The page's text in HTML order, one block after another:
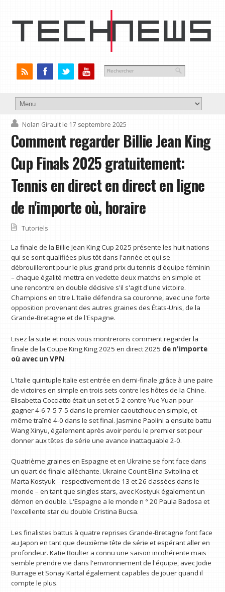
Nolan Girault le 17 septembre 2025
Comment regarder Billie Jean King
Cup Finals 2025 gratuitement:
Tennis en direct en direct en ligne
de n'importe où, horaire
Tutoriels
La finale de la Billie Jean King Cup 2025 présente les huit nations
qui se sont qualifiées plus tôt dans l'année et qui se
débrouilleront pour le plus grand prix du tennis d'équipe féminin
– chaque égalité mettra en vedette deux matchs en simple et
une rencontre en double décisive s'il s'agit d'une victoire.
Champions en titre L'Italie défendra sa couronne, avec une forte
opposition provenant des autres graines des États-Unis, de la
Grande-Bretagne et de l'Espagne.
Lisez la suite et nous vous montrerons comment regarder la
finale de la Coupe King King 2025 en direct 2025 de n'importe
où avec un VPN.
L'Italie quintuple Italie est entrée en demi-finale grâce à une paire
de victoires en simple en trois sets contre les hôtes de la Chine.
Elisabetta Cocciatto était un set et 5-2 contre Yue Yuan pour
gagner 4-6 7-5 7-5 dans le premier caoutchouc en simple, et
même traîné 4-0 dans le set final. Jasmine Paolini a ensuite battu
Wang Xinyu, également après avoir perdu le premier set pour
donner aux têtes de série une avance inattaquable 2-0.
Quatrième graines en Espagne et en Ukraine se font face dans
un quart de finale alléchante. Ukraine Count Elina Svitolina et
Marta Kostyuk – respectivement de 13 et 26 classées dans le
monde – en tant que singles stars, avec Kostyuk également un
démon en double. L'Espagne a le monde n ° 20 Paula Badosa et
l'excellente star du double Cristina Bucsa.
Les finalistes battus à quatre reprises Grande-Bretagne font face
au Japon en tant que deuxième tête de série et espérant aller en
profondeur. Katie Boulter a connu une saison incohérente mais
semble prendre vie dans l'environnement de l'équipe, avec Jodie
Burrage et Sonay Kartal également capables de jouer quand il
compte le plus.